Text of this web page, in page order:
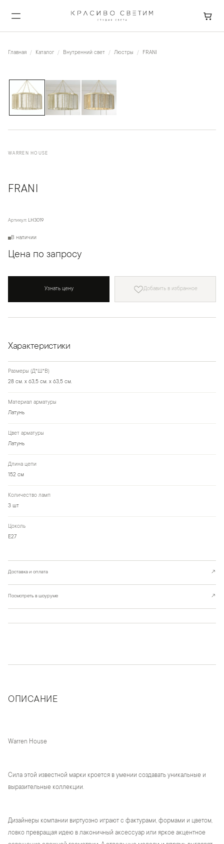
Главная Каталог Внутренний свет Люстры FRANI
WARREN HOUSE
FRANI
Артикул: LH3019
В наличии
Цена по запросу
Узнать цену Добавить в избранное
Характеристики
Размеры (Д*Ш*В)
28 см. x 63,5 см. x 63,5 см.
Материал арматуры
Латунь
Цвет арматуры
Латунь
Длина цепи
152 см
Количество ламп
3 шт
Цоколь
Е27
Доставка и оплата ↗
Посмотреть в шоуруме ↗
ОПИСАНИЕ
Warren House
Сила этой известной марки кроется в умении создавать уникальные и
выразительные коллекции.
Дизайнеры компании виртуозно играют с фактурами, формами и цветом,
ловко превращая идею в лаконичный аксессуар или яркое акцентное